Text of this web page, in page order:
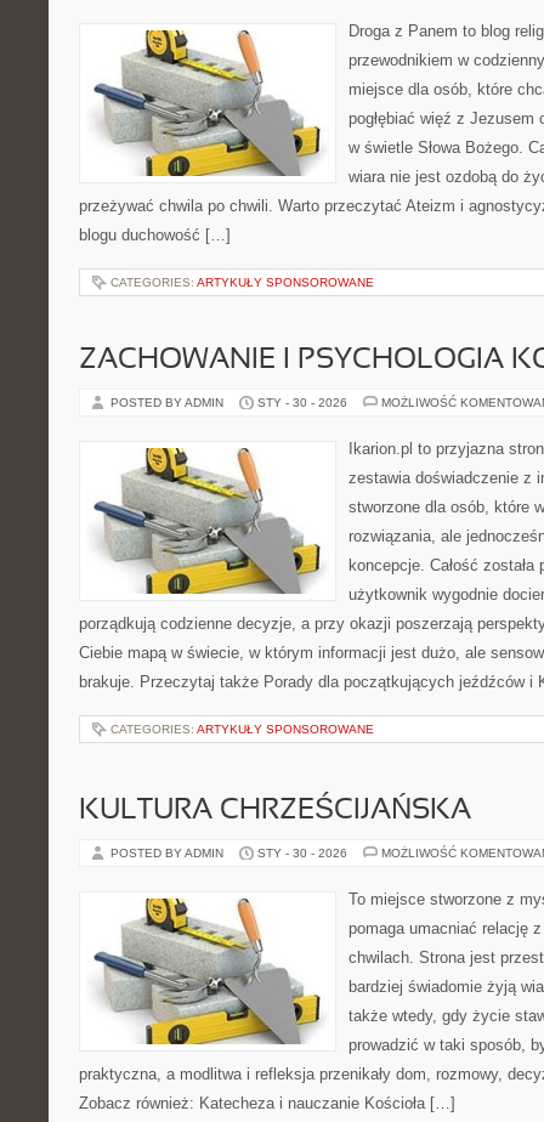
Droga z Panem to blog
przewodnikiem w
miejsce dla osób, które
pogłębiać więź z Jezusem
w świetle Słowa Bożego.
wiara nie jest ozdobą do
przeżywać chwila po chwili. Warto przeczytać Ateizm i
blogu duchowość […]
CATEGORIES: ARTYKUŁY SPONSOROWANE
ZACHOWANIE I PSYCHOLOGIA
POSTED BY ADMIN STY - 30 - 2026 MOŻLIWOŚĆ
Ikarion.pl to przyjazna
zestawia doświadczenie z
stworzone dla osób, które
rozwiązania, ale
koncepcje. Całość
użytkownik wygodnie
porządkują codzienne decyzje, a przy okazji poszerzają
Ciebie mapą w świecie, w którym informacji jest dużo, ale
brakuje. Przeczytaj także Porady dla początkujących jeźdźców
CATEGORIES: ARTYKUŁY SPONSOROWANE
KULTURA CHRZEŚCIJAŃSKA
POSTED BY ADMIN STY - 30 - 2026 MOŻLIWOŚĆ
To miejsce stworzone z
pomaga umacniać relację
chwilach. Strona jest
bardziej świadomie żyją
także wtedy, gdy życie
prowadzić w taki sposób,
praktyczna, a modlitwa i refleksja przenikały dom, rozmowy,
Zobacz również: Katecheza i nauczanie Kościoła […]